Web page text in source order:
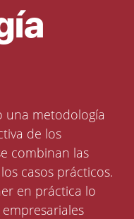
una metodología
de los
casos prácticos.